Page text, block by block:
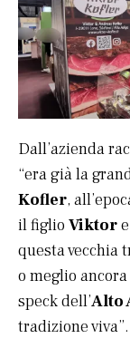
Dall’azienda
“era già la
Kofler,
il figlio Viktor
questa vecchia
o meglio
speck dell’Alto
tradizione viva”.